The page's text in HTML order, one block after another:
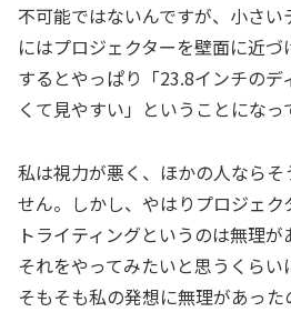
不可能ではないんですが、小さ
にはプロジェクターを壁面に近
するとやっぱり「23.8インチのデ
くて見やすい」ということになっ
私は視力が悪く、ほかの人なら
せん。しかし、やはりプロジェ
トライティングというのは無理が
それをやってみたいと思うくらい
そもそも私の発想に無理があった